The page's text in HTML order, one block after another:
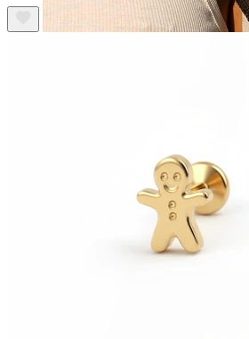
Shoppe nach Piercingart